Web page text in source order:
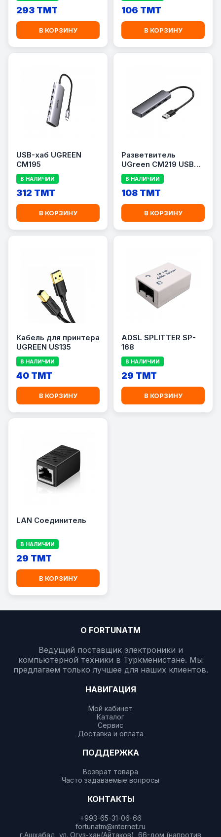
293 TMT
В КОРЗИНУ
106 TMT
В КОРЗИНУ
USB-хаб UGREEN
CM195
В НАЛИЧИИ
312 TMT
В КОРЗИНУ
Разветвитель
UGreen CM219 USB
3.0
В НАЛИЧИИ
108 TMT
В КОРЗИНУ
Кабель для принтера
UGREEN US135
В НАЛИЧИИ
40 TMT
В КОРЗИНУ
ADSL SPLITTER SP-
168
В НАЛИЧИИ
29 TMT
В КОРЗИНУ
LAN Соединитель
В НАЛИЧИИ
29 TMT
В КОРЗИНУ
О FORTUNATM
Ведущий поставщик электроники и
компьютерной техники в Туркменистане. Мы
предлагаем только лучшее для наших клиентов.
НАВИГАЦИЯ
Мой кабинет
Каталог
Сервис
Доставка и оплата
ПОДДЕРЖКА
Возврат товара
Часто задаваемые вопросы
КОНТАКТЫ
+993-65-31-06-66
fortunatm@internet.ru
г.Ашхабад, ул. Огуз-хан(Айтаков), 66-дом (напротив